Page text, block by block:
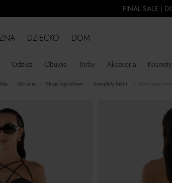
FINAL SALE |
Odzież Obuwie Torby Akcesoria
DZIECKO DOM
ubrania stroje kąpielowe komplety bikini